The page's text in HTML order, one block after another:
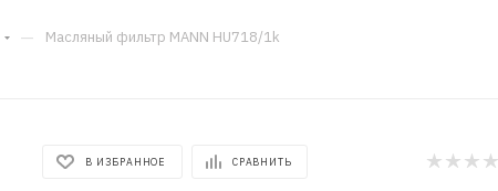
— Масляный фильтр MANN HU718/1k
В ИЗБРАННОЕ СРАВНИТЬ